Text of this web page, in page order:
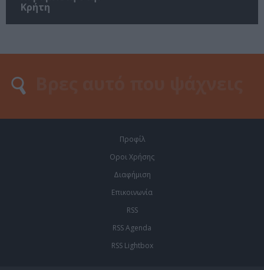
Κρήτη
Προφίλ
Οροι Χρήσης
Διαφήμιση
Επικοινωνία
RSS
RSS Agenda
RSS Lightbox